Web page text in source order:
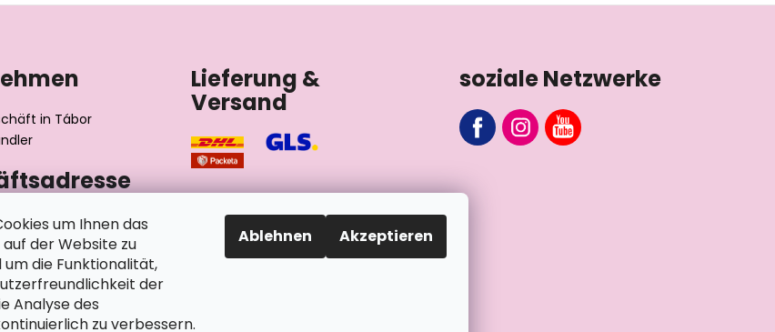
um Ihnen das
der Website zu
die Funktionalität,
der
Analyse des
zu verbessern.
Ablehnen Akzeptieren
in Tábor
invalidů
1
Republik
Lieferung &
Versand
soziale Netzwerke